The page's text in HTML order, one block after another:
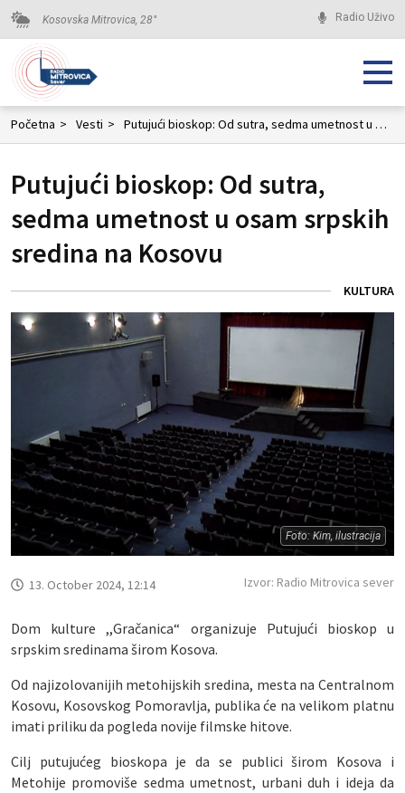
Kosovska Mitrovica, 28° Radio Uživo
Početna > Vesti > Putujući bioskop: Od sutra, sedma umetnost u osam srpskih sredina na Kosovu
Putujući bioskop: Od sutra,
sedma umetnost u osam srpskih
sredina na Kosovu
KULTURA
Foto: Kim, ilustracija
13. October 2024, 12:14 Izvor: Radio Mitrovica sever
Dom kulture ,,Gračanica“ organizuje Putujući bioskop u
srpskim sredinama širom Kosova.
Od najizolovanijih metohijskih sredina, mesta na Centralnom
Kosovu, Kosovskog Pomoravlja, publika će na velikom platnu
imati priliku da pogleda novije filmske hitove.
Cilj putujućeg bioskopa je da se publici širom Kosova i
Metohije promoviše sedma umetnost, urbani duh i ideja da